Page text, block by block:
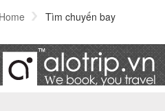
Home Tìm chuyến bay